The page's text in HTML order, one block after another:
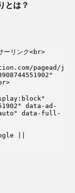
とは？
リンク<br>
pagead/j
data-ad-
data-full-